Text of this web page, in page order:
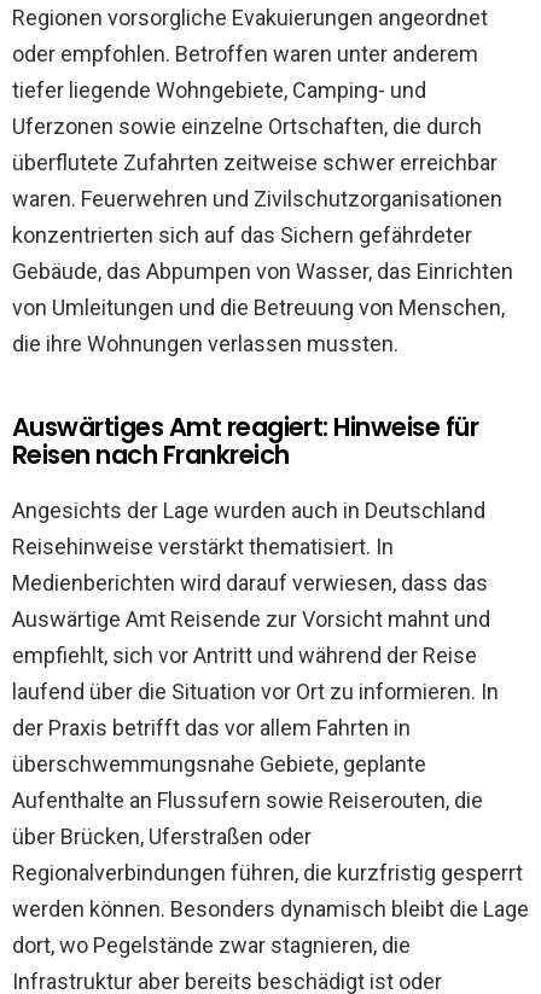
Regionen vorsorgliche Evakuierungen angeordnet
oder empfohlen. Betroffen waren unter anderem
tiefer liegende Wohngebiete, Camping- und
Uferzonen sowie einzelne Ortschaften, die durch
überflutete Zufahrten zeitweise schwer erreichbar
waren. Feuerwehren und Zivilschutzorganisationen
konzentrierten sich auf das Sichern gefährdeter
Gebäude, das Abpumpen von Wasser, das Einrichten
von Umleitungen und die Betreuung von Menschen,
die ihre Wohnungen verlassen mussten.
Auswärtiges Amt reagiert: Hinweise für
Reisen nach Frankreich
Angesichts der Lage wurden auch in Deutschland
Reisehinweise verstärkt thematisiert. In
Medienberichten wird darauf verwiesen, dass das
Auswärtige Amt Reisende zur Vorsicht mahnt und
empfiehlt, sich vor Antritt und während der Reise
laufend über die Situation vor Ort zu informieren. In
der Praxis betrifft das vor allem Fahrten in
überschwemmungsnahe Gebiete, geplante
Aufenthalte an Flussufern sowie Reiserouten, die
über Brücken, Uferstraßen oder
Regionalverbindungen führen, die kurzfristig gesperrt
werden können. Besonders dynamisch bleibt die Lage
dort, wo Pegelstände zwar stagnieren, die
Infrastruktur aber bereits beschädigt ist oder